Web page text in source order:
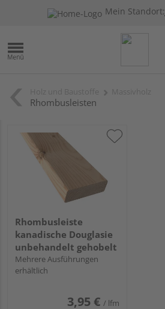
Mein Standort:
Rhombusleisten
Rhombusleiste
kanadische Douglasie
unbehandelt gehobelt
Mehrere Ausführungen
erhältlich
3,95 € / lfm